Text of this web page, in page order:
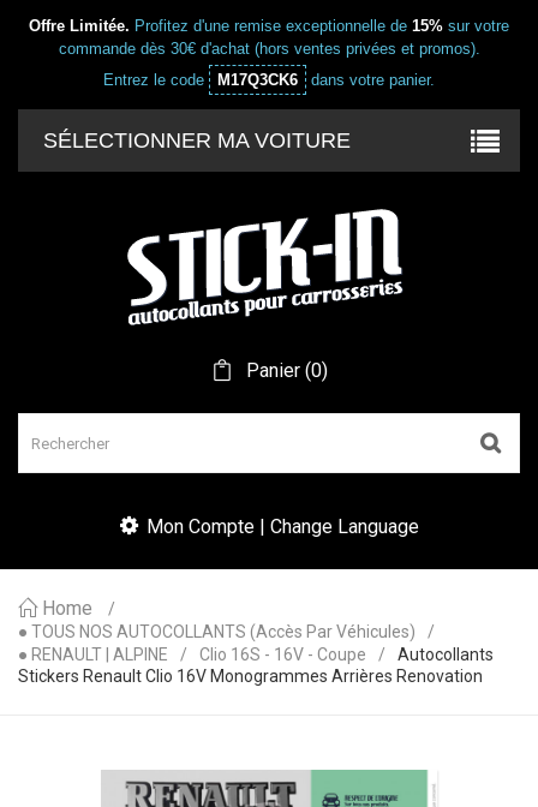
Offre Limitée. Profitez d'une remise exceptionnelle de 15% sur votre
commande dès 30€ d'achat (hors ventes privées et promos).
Entrez le code
M17Q3CK6 dans votre panier.
SÉLECTIONNER MA VOITURE
Panier(0)
Mon Compte | Change Language
Home
● TOUS NOS AUTOCOLLANTS (accès Par Véhicules)
● RENAULT | ALPINE
Clio 16S - 16V - Coupe
Autocollants
Stickers Renault Clio 16V Monogrammes Arrières Renovation